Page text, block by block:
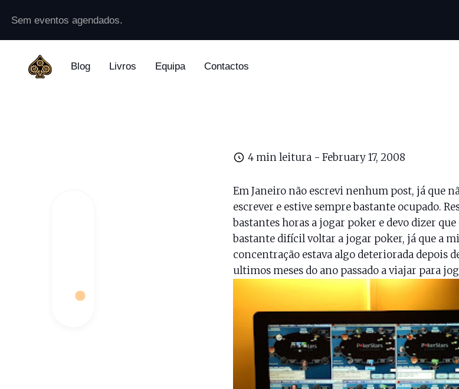
Sem eventos agendados.
Blog Livros Equipa Contactos
4 min leitura - February 17, 2008
Em Janeiro não escrevi nenhum post, já que
escrever e estive sempre bastante ocupado.
bastantes horas a jogar poker e devo dizer
bastante difícil voltar a jogar poker, já que a
concentração estava algo deteriorada depois
ultimos meses do ano passado a viajar para